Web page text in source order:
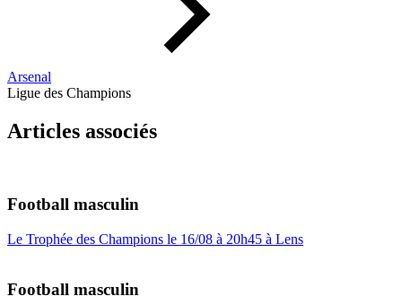
Arsenal
Ligue des Champions
Articles associés
Football masculin
Le Trophée des Champions le 16/08 à 20h45 à Lens
Football masculin